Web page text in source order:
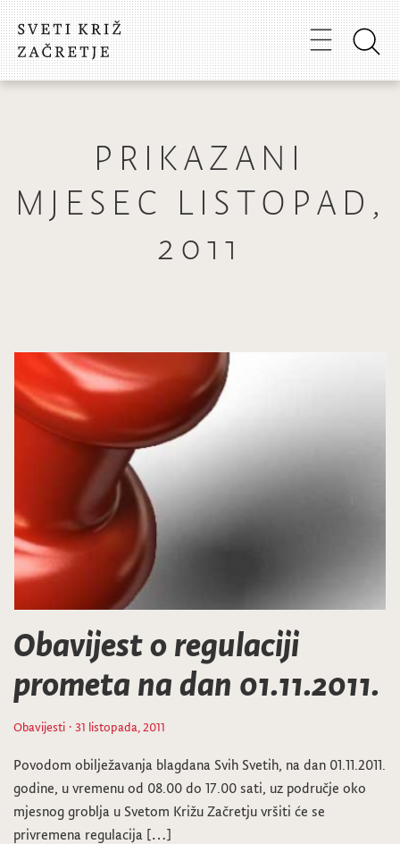
PRIKAZANI
MJESEC LISTOPAD,
2011
Obavijest o regulaciji
prometa na dan 01.11.2011.
Obavijesti · 31 listopada, 2011
Povodom obilježavanja blagdana Svih Svetih, na dan 01.11.2011.
godine, u vremenu od 08.00 do 17.00 sati, uz područje oko
mjesnog groblja u Svetom Križu Začretju vršiti će se
privremena regulacija […]